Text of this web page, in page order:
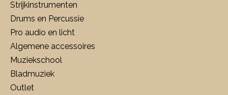
Strijkinstrumenten
Drums en Percussie
Pro audio en licht
Algemene accessoires
Muziekschool
Bladmuziek
Outlet